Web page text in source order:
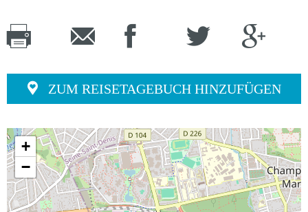
ZUM REISETAGEBUCH HINZUFÜGEN
+
−